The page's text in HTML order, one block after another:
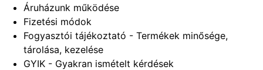
Áruházunk működése
Fizetési módok
Fogyasztói tájékoztató - Termékek minősége,
tárolása, kezelése
GYIK - Gyakran ismételt kérdések